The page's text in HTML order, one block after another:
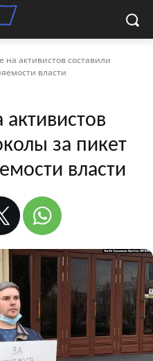
на активистов составили
власти
за пикет
власти